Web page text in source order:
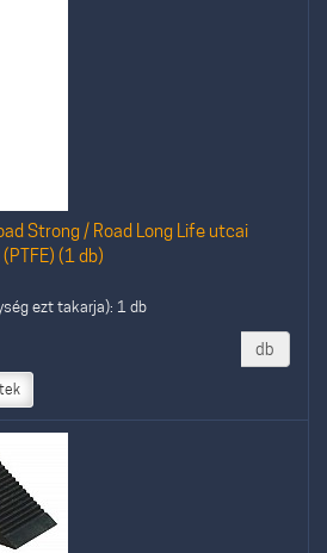
Strong / Road Long Life utcai
(1 db)
ezt takarja): 1 db
db